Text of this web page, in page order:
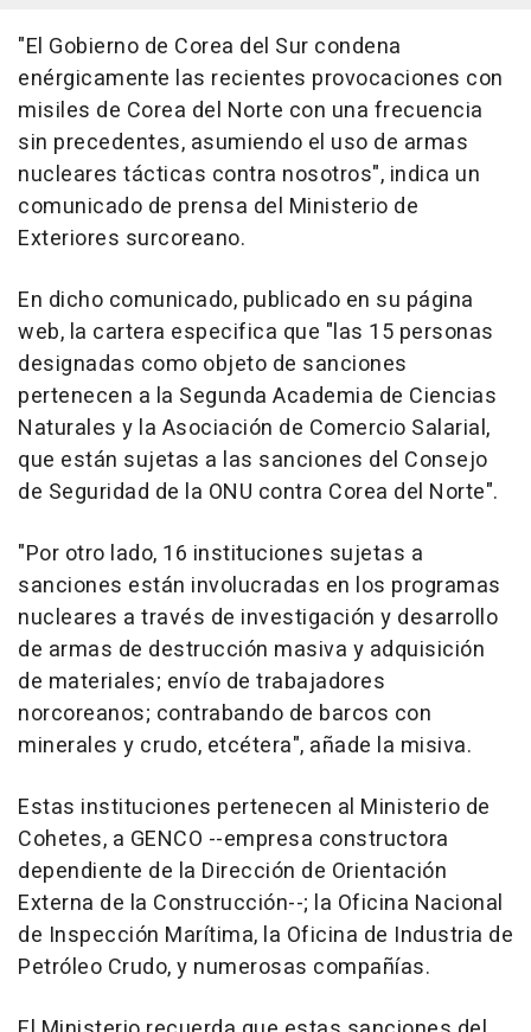
"El Gobierno de Corea del Sur condena
enérgicamente las recientes provocaciones con
misiles de Corea del Norte con una frecuencia
sin precedentes, asumiendo el uso de armas
nucleares tácticas contra nosotros", indica un
comunicado de prensa del Ministerio de
Exteriores surcoreano.
En dicho comunicado, publicado en su página
web, la cartera especifica que "las 15 personas
designadas como objeto de sanciones
pertenecen a la Segunda Academia de Ciencias
Naturales y la Asociación de Comercio Salarial,
que están sujetas a las sanciones del Consejo
de Seguridad de la ONU contra Corea del Norte".
"Por otro lado, 16 instituciones sujetas a
sanciones están involucradas en los programas
nucleares a través de investigación y desarrollo
de armas de destrucción masiva y adquisición
de materiales; envío de trabajadores
norcoreanos; contrabando de barcos con
minerales y crudo, etcétera", añade la misiva.
Estas instituciones pertenecen al Ministerio de
Cohetes, a GENCO --empresa constructora
dependiente de la Dirección de Orientación
Externa de la Construcción--; la Oficina Nacional
de Inspección Marítima, la Oficina de Industria de
Petróleo Crudo, y numerosas compañías.